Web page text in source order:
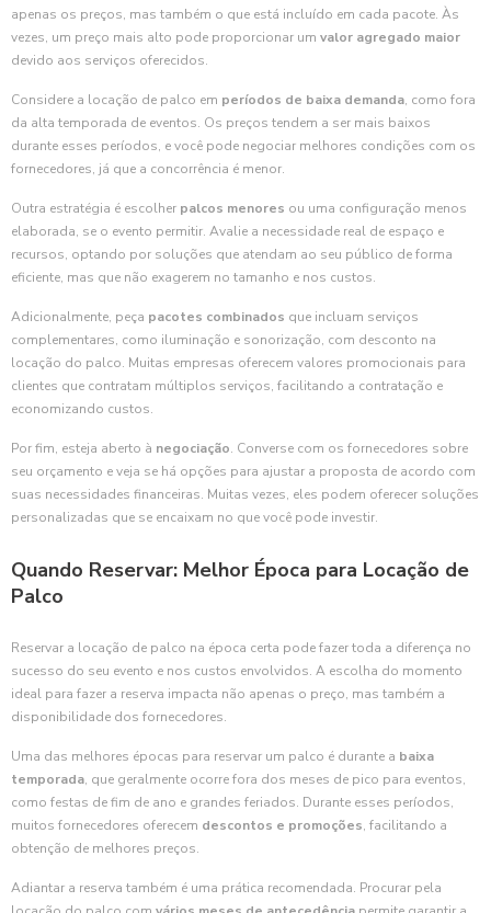
apenas os preços, mas também o que está incluído em cada pacote. Às
vezes, um preço mais alto pode proporcionar um valor agregado maior
devido aos serviços oferecidos.
Considere a locação de palco em períodos de baixa demanda, como fora
da alta temporada de eventos. Os preços tendem a ser mais baixos
durante esses períodos, e você pode negociar melhores condições com os
fornecedores, já que a concorrência é menor.
Outra estratégia é escolher palcos menores ou uma configuração menos
elaborada, se o evento permitir. Avalie a necessidade real de espaço e
recursos, optando por soluções que atendam ao seu público de forma
eficiente, mas que não exagerem no tamanho e nos custos.
Adicionalmente, peça pacotes combinados que incluam serviços
complementares, como iluminação e sonorização, com desconto na
locação do palco. Muitas empresas oferecem valores promocionais para
clientes que contratam múltiplos serviços, facilitando a contratação e
economizando custos.
Por fim, esteja aberto à negociação. Converse com os fornecedores sobre
seu orçamento e veja se há opções para ajustar a proposta de acordo com
suas necessidades financeiras. Muitas vezes, eles podem oferecer soluções
personalizadas que se encaixam no que você pode investir.
Quando Reservar: Melhor Época para Locação de
Palco
Reservar a locação de palco na época certa pode fazer toda a diferença no
sucesso do seu evento e nos custos envolvidos. A escolha do momento
ideal para fazer a reserva impacta não apenas o preço, mas também a
disponibilidade dos fornecedores.
Uma das melhores épocas para reservar um palco é durante a baixa
temporada, que geralmente ocorre fora dos meses de pico para eventos,
como festas de fim de ano e grandes feriados. Durante esses períodos,
muitos fornecedores oferecem descontos e promoções, facilitando a
obtenção de melhores preços.
Adiantar a reserva também é uma prática recomendada. Procurar pela